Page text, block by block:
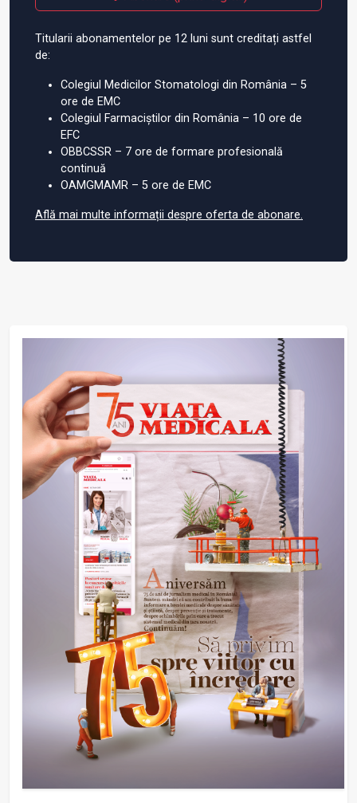
Titularii abonamentelor pe 12 luni sunt creditați astfel
de:
Colegiul Medicilor Stomatologi din România – 5
ore de EMC
Colegiul Farmaciștilor din România – 10 ore de
EFC
OBBCSSR – 7 ore de formare profesională
continuă
OAMGMAMR – 5 ore de EMC
Află mai multe informații despre oferta de abonare.